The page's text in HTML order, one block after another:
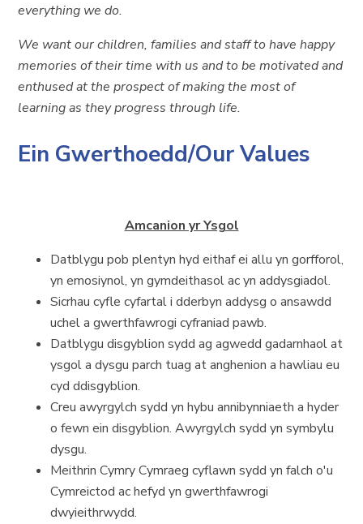
everything we do.
We want our children, families and staff to have happy
memories of their time with us and to be motivated and
enthused at the prospect of making the most of
learning as they progress through life.
Ein Gwerthoedd/Our Values
Amcanion yr Ysgol
Datblygu pob plentyn hyd eithaf ei allu yn gorfforol,
yn emosiynol, yn gymdeithasol ac yn addysgiadol.
Sicrhau cyfle cyfartal i dderbyn addysg o ansawdd
uchel a gwerthfawrogi cyfraniad pawb.
Datblygu disgyblion sydd ag agwedd gadarnhaol at
ysgol a dysgu parch tuag at anghenion a hawliau eu
cyd ddisgyblion.
Creu awyrgylch sydd yn hybu annibynniaeth a hyder
o fewn ein disgyblion. Awyrgylch sydd yn symbylu
dysgu.
Meithrin Cymry Cymraeg cyflawn sydd yn falch o'u
Cymreictod ac hefyd yn gwerthfawrogi
dwyieithrwydd.